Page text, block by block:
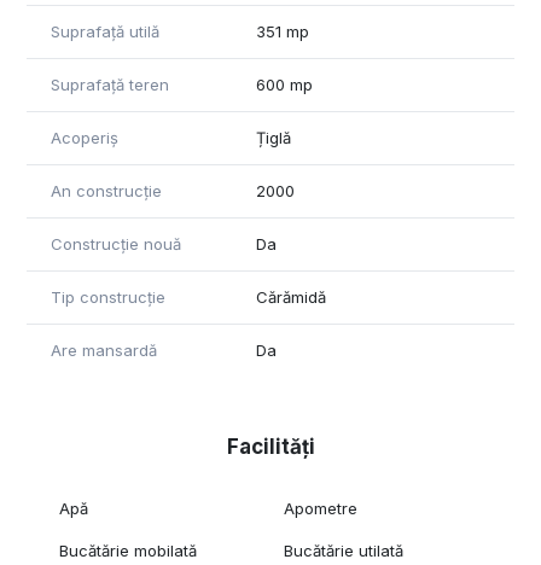
Suprafață utilă 351 mp
Suprafață teren 600 mp
Acoperiș Țiglă
An construcție 2000
Construcție nouă Da
Tip construcție Cărămidă
Are mansardă Da
Facilități
Apă Apometre
Bucătărie mobilată Bucătărie utilată